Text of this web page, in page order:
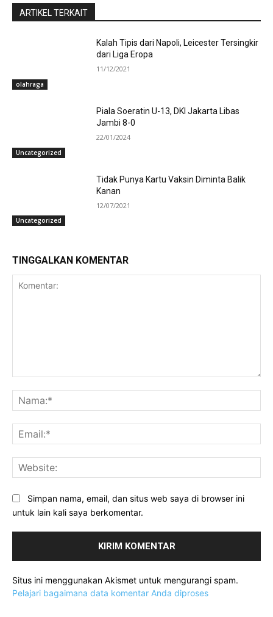
ARTIKEL TERKAIT
olahraga
Kalah Tipis dari Napoli, Leicester Tersingkir
dari Liga Eropa
11/12/2021
Uncategorized
Piala Soeratin U-13, DKI Jakarta Libas
Jambi 8-0
22/01/2024
Uncategorized
Tidak Punya Kartu Vaksin Diminta Balik
Kanan
12/07/2021
TINGGALKAN KOMENTAR
Simpan nama, email, dan situs web saya di browser ini
untuk lain kali saya berkomentar.
Situs ini menggunakan Akismet untuk mengurangi spam.
Pelajari bagaimana data komentar Anda diproses